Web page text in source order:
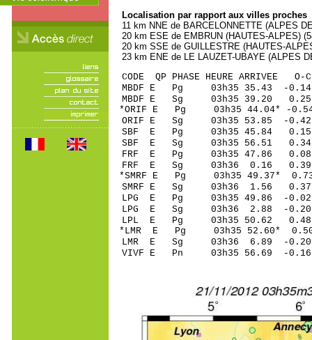
Localisation par rapport aux villes proches
11 km NNE de BARCELONNETTE (ALPES
20 km ESE de EMBRUN (HAUTES-ALPES)
20 km SSE de GUILLESTRE (HAUTES-
23 km ENE de LE LAUZET-UBAYE (ALPES
CODE QP PHASE HEURE
MBDF E Pg 03h35 35.43 -
MBDF E Sg 03h35
*ORIF E Pg 03h35 44.04* -
ORIF E Sg 03h35 53.85 -
SBF E Pg 03h35 45.84 0.15
SBF E Sg 03h35 56.51
FRF E Pg 03h35 47.86 0.08
FRF E Sg 03h36 0.16
*SMRF E Pg 03h35 49.37*
SMRF E Sg 03h36 1.56
LPG E Pg 03h35 49.86 -
LPG E Sg 03h36 2.88 -
LPL E Pg 03h35 50.62
*LMR E Pg 03h35 52.60* 0.50
LMR E Sg 03h36 6.89 -
VIVF E Pn 03h35 56.69 -0.16